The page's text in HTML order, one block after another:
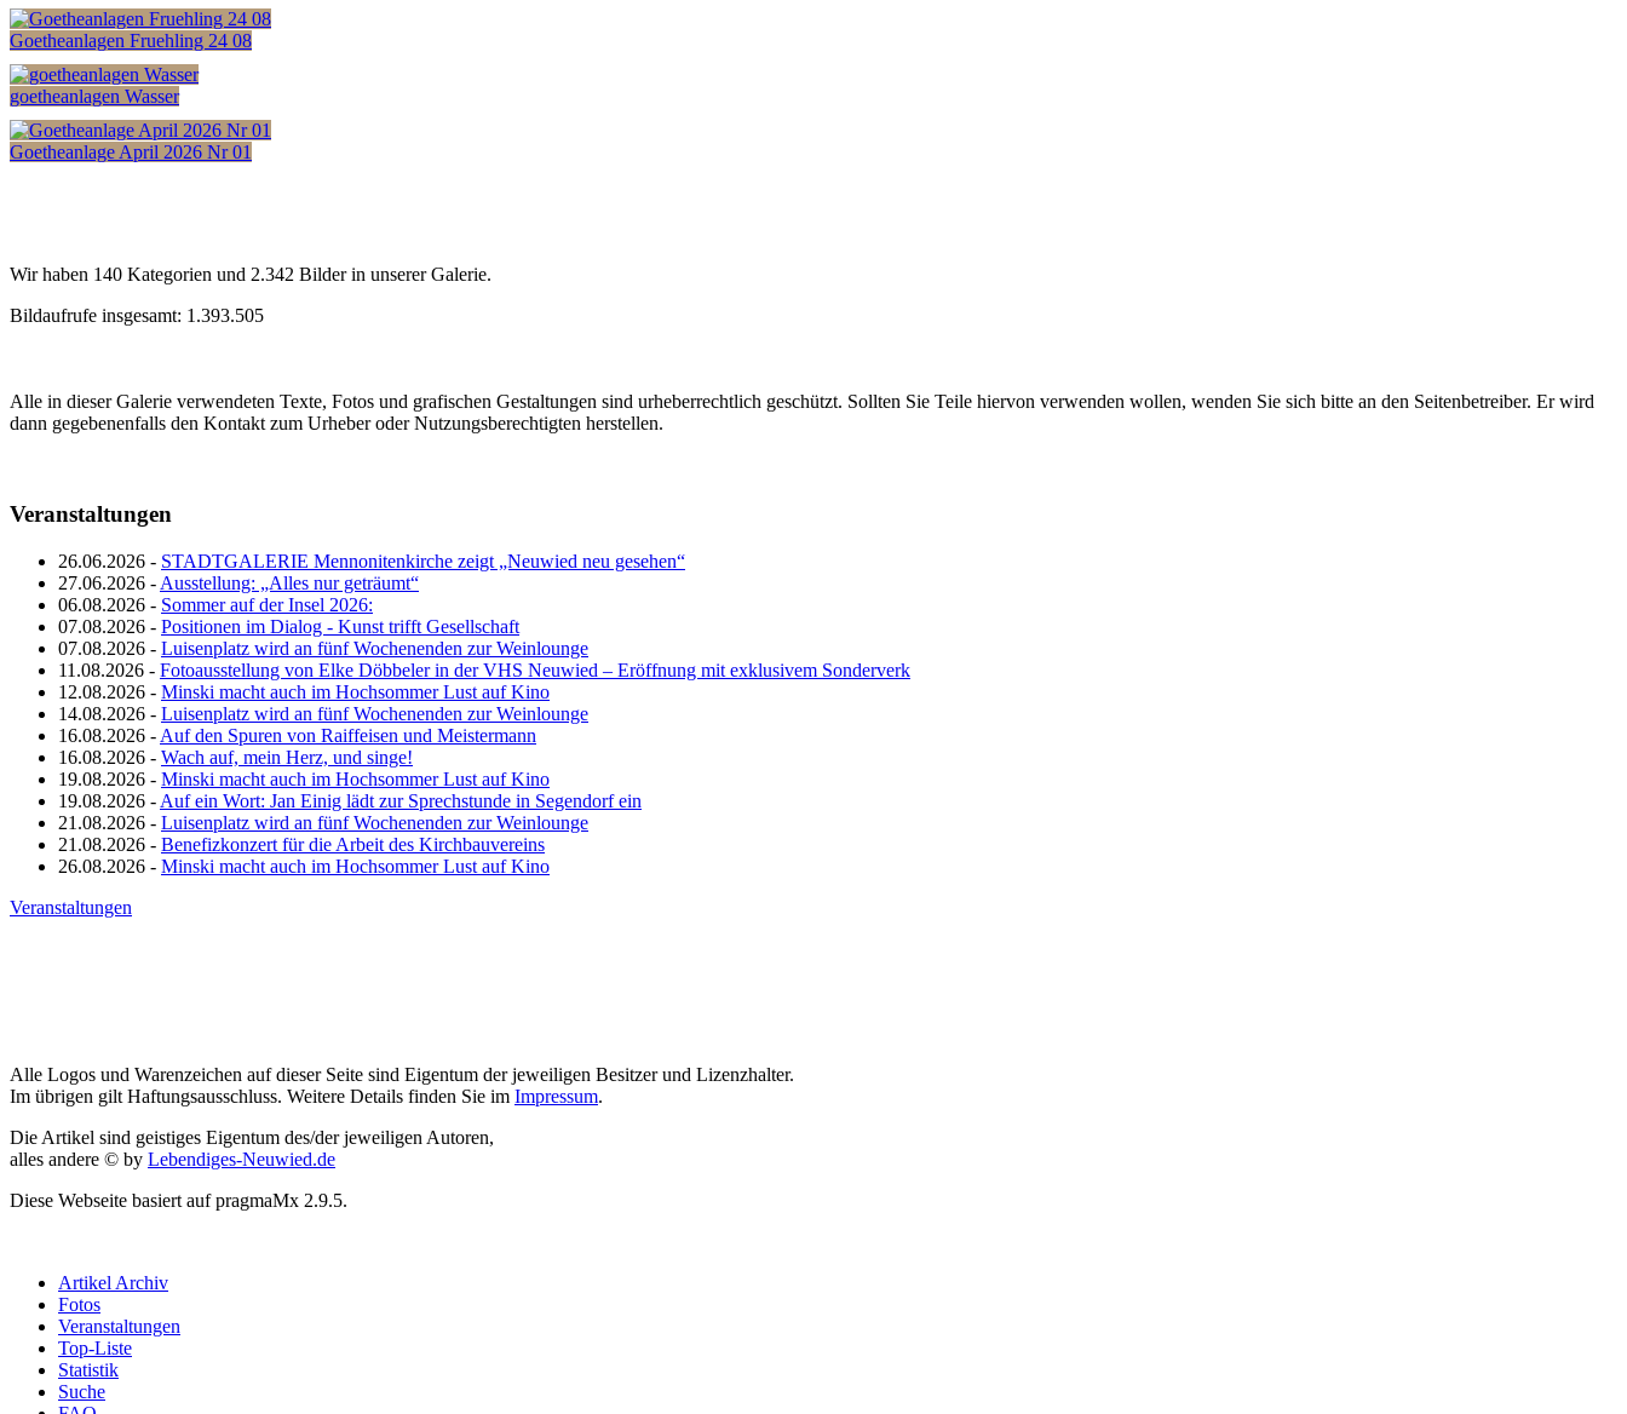
Goetheanlagen Fruehling 24 08
goetheanlagen Wasser
Goetheanlage April 2026 Nr 01
Wir haben 140 Kategorien und 2.342 Bilder in unserer Galerie.
Bildaufrufe insgesamt: 1.393.505
Alle in dieser Galerie verwendeten Texte, Fotos und grafischen Gestaltungen sind urheberrechtlich geschützt. Sollten Sie Teile hiervon verwenden wollen, wenden Sie sich bitte an den Seitenbetreiber. Er wird
dann gegebenenfalls den Kontakt zum Urheber oder Nutzungsberechtigten herstellen.
Veranstaltungen
26.06.2026 - STADTGALERIE Mennonitenkirche zeigt „Neuwied neu gesehen“
27.06.2026 - Ausstellung: „Alles nur geträumt“
06.08.2026 - Sommer auf der Insel 2026:
07.08.2026 - Positionen im Dialog - Kunst trifft Gesellschaft
07.08.2026 - Luisenplatz wird an fünf Wochenenden zur Weinlounge
11.08.2026 - Fotoausstellung von Elke Döbbeler in der VHS Neuwied – Eröffnung mit exklusivem Sonderverk
12.08.2026 - Minski macht auch im Hochsommer Lust auf Kino
14.08.2026 - Luisenplatz wird an fünf Wochenenden zur Weinlounge
16.08.2026 - Auf den Spuren von Raiffeisen und Meistermann
16.08.2026 - Wach auf, mein Herz, und singe!
19.08.2026 - Minski macht auch im Hochsommer Lust auf Kino
19.08.2026 - Auf ein Wort: Jan Einig lädt zur Sprechstunde in Segendorf ein
21.08.2026 - Luisenplatz wird an fünf Wochenenden zur Weinlounge
21.08.2026 - Benefizkonzert für die Arbeit des Kirchbauvereins
26.08.2026 - Minski macht auch im Hochsommer Lust auf Kino
Veranstaltungen
Alle Logos und Warenzeichen auf dieser Seite sind Eigentum der jeweiligen Besitzer und Lizenzhalter.
Im übrigen gilt Haftungsausschluss. Weitere Details finden Sie im Impressum.
Die Artikel sind geistiges Eigentum des/der jeweiligen Autoren,
alles andere © by Lebendiges-Neuwied.de
Diese Webseite basiert auf pragmaMx 2.9.5.
Artikel Archiv
Fotos
Veranstaltungen
Top-Liste
Statistik
Suche